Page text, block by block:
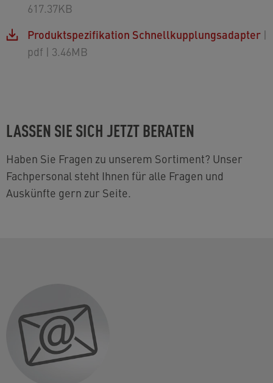
617.37KB
Produktspezifikation Schnellkupplungsadapter |
pdf | 3.46MB
LASSEN SIE SICH JETZT BERATEN
Haben Sie Fragen zu unserem Sortiment? Unser
Fachpersonal steht Ihnen für alle Fragen und
Auskünfte gern zur Seite.